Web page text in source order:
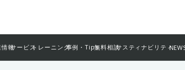
情報サービストレーニング事例・Tips無料相談サスティナビリティ